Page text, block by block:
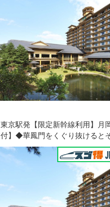
東京駅発【限定新幹線利用】
付】◆華鳳門をくぐり抜けると